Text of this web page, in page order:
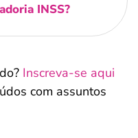
INSS?
Inscreva-se aqui
com assuntos